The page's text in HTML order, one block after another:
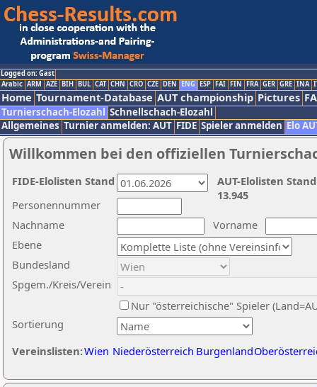
Logged on: Gast
Arabic ARM AZE BIH BUL CAT CHN CRO CZE DEN ENG ESP FAI FIN FRA GER GRE INA
Home Tournament-Database AUT championship Pictures
Turnierschach-Elozahl Schnellschach-Elozahl
Allgemeines Turnier anmelden: AUT FIDE Spieler anmelden Elo
Willkommen bei den offiziellen
Nachname
Vorname
Ebene
Sortierung
Personennummer
Bundesland
Spgem./Kreis/Verein
Nur "österreichische" Spieler
Vereinslisten:Wien Niederösterreich Burgenland
AUT-Elolisten
13.945
FIDE-Elolisten Stand